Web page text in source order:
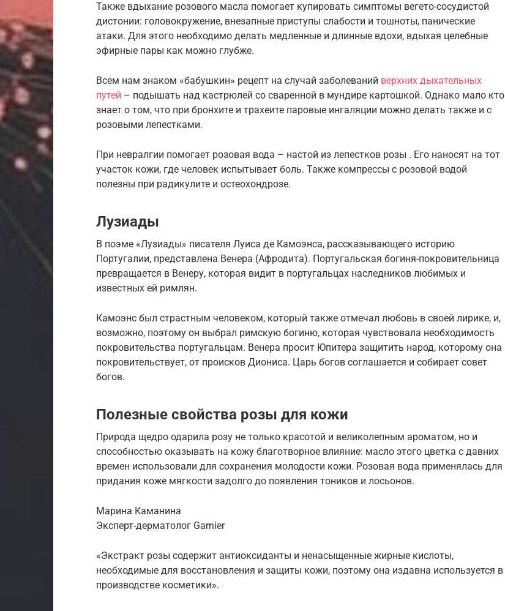
Также вдыхание розового масла помогает купировать симптомы вегето-сосудистой
дистонии: головокружение, внезапные приступы слабости и тошноты, панические
атаки. Для этого необходимо делать медленные и длинные вдохи, вдыхая целебные
эфирные пары как можно глубже.
Всем нам знаком «бабушкин» рецепт на случай заболеваний верхних дыхательных
путей – подышать над кастрюлей со сваренной в мундире картошкой. Однако мало кто
знает о том, что при бронхите и трахеите паровые ингаляции можно делать также и с
розовыми лепестками.
При невралгии помогает розовая вода – настой из лепестков розы . Его наносят на тот
участок кожи, где человек испытывает боль. Также компрессы с розовой водой
полезны при радикулите и остеохондрозе.
Лузиады
В поэме «Лузиады» писателя Луиса де Камоэнса, рассказывающего историю
Португалии, представлена Венера (Афродита). Португальская богиня-покровительница
превращается в Венеру, которая видит в португальцах наследников любимых и
известных ей римлян.
Камоэнс был страстным человеком, который также отмечал любовь в своей лирике, и,
возможно, поэтому он выбрал римскую богиню, которая чувствовала необходимость
покровительства португальцам. Венера просит Юпитера защитить народ, которому она
покровительствует, от происков Диониса. Царь богов соглашается и собирает совет
богов.
Полезные свойства розы для кожи
Природа щедро одарила розу не только красотой и великолепным ароматом, но и
способностью оказывать на кожу благотворное влияние: масло этого цветка с давних
времен использовали для сохранения молодости кожи. Розовая вода применялась для
придания коже мягкости задолго до появления тоников и лосьонов.
Марина Каманина
Эксперт-дерматолог Garnier
«Экстракт розы содержит антиоксиданты и ненасыщенные жирные кислоты,
необходимые для восстановления и защиты кожи, поэтому она издавна используется в
производстве косметики».